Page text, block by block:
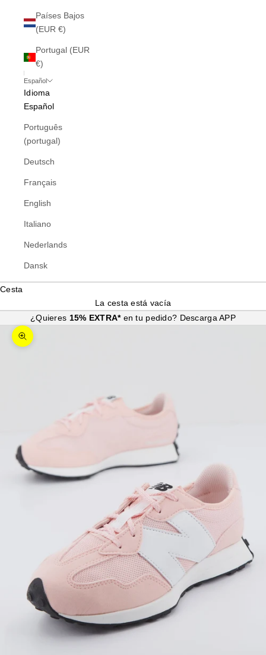
Países Bajos
(EUR €)
Portugal (EUR
€)
Español
Idioma
Español
Português
(portugal)
Deutsch
Français
English
Italiano
Nederlands
Dansk
Cesta
La cesta está vacía
¿Quieres 15% EXTRA* en tu pedido? Descarga APP
Zoom